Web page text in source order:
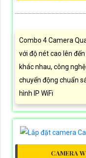
Combo 4 Camera
với độ nét cao lên
khác nhau, công
chuyển động chuẩn
hình IP WiFi
CAMERA